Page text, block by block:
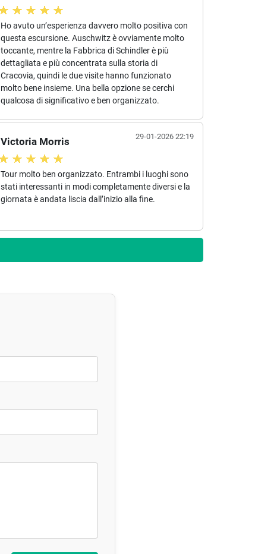
Ho avuto un’esperienza davvero molto positiva con
questa escursione. Auschwitz è ovviamente molto
toccante, mentre la Fabbrica di Schindler è più
dettagliata e più concentrata sulla storia di
Cracovia, quindi le due visite hanno funzionato
molto bene insieme. Una bella opzione se cerchi
qualcosa di significativo e ben organizzato.
Victoria Morris 29-01-2026 22:19
Tour molto ben organizzato. Entrambi i luoghi sono
stati interessanti in modi completamente diversi e la
giornata è andata liscia dall’inizio alla fine.